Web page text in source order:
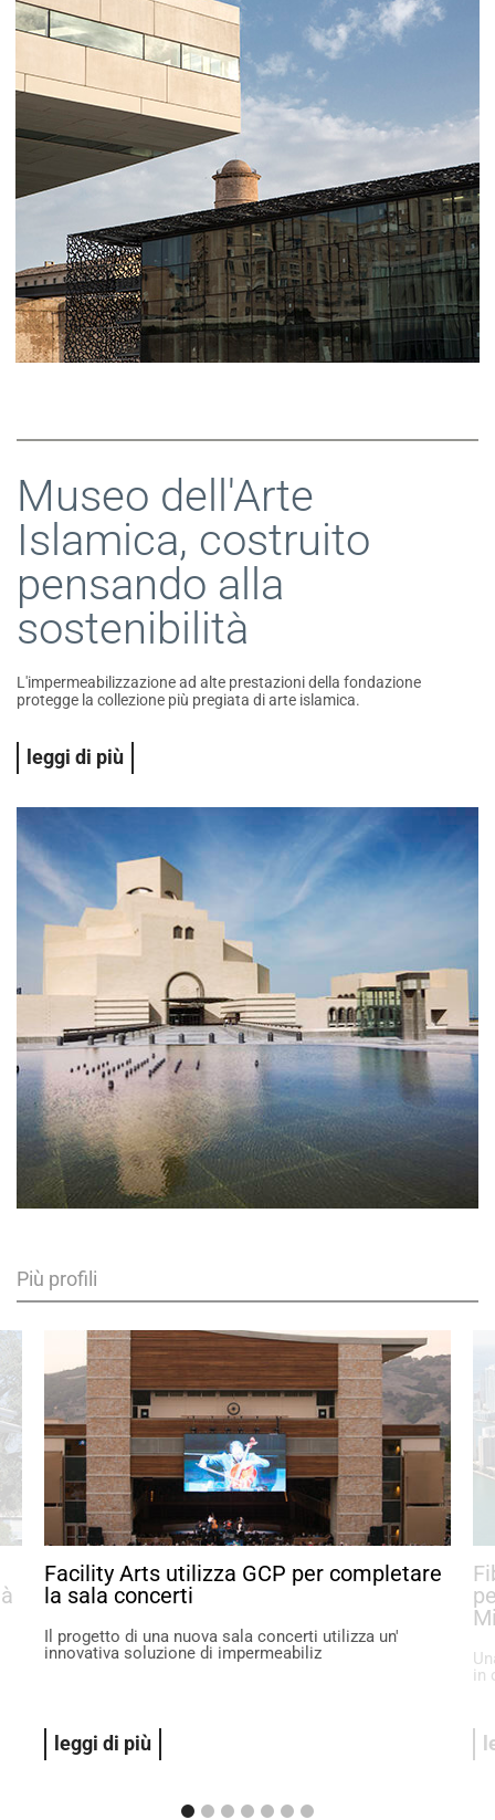
Museo dell'Arte
Islamica, costruito
pensando alla
sostenibilità
L'impermeabilizzazione ad alte prestazioni della fondazione
protegge la collezione più pregiata di arte islamica.
leggi di più
Più profili
Facility Arts utilizza GCP per completare
la sala concerti
Il progetto di una nuova sala concerti utilizza un'
innovativa soluzione di impermeabiliz
leggi di più
in